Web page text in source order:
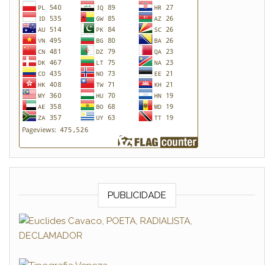
PUBLICIDADE